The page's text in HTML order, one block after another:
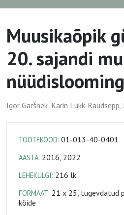
Muusikaõpik
20. sajandi
nüüdislooming
Igor Garšnek, Karin Lükk-
TOOTEKOOD: 01-013-40-0401
AASTA: 2016, 2022
LEHEKÜLGI: 216 lk
FORMAAT: 21 x 25, tugevdatud
köide